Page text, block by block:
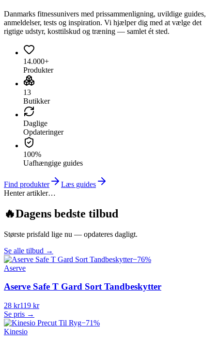
Danmarks fitnessunivers med prissammenligning, uvildige guides,
anmeldelser, tests og inspiration. Vi hjælper dig med at vælge det
rigtige udstyr, kosttilskud og træning — samlet ét sted.
14.000+
Produkter
13
Butikker
Daglige
Opdateringer
100%
Uafhængige guides
Find produkter
Læs guides
Henter artikler…
🔥Dagens bedste tilbud
Største prisfald lige nu — opdateres dagligt.
Se alle tilbud →
−76%
Aserve
Aserve Safe T Gard Sort Tandbeskytter
28 kr119 kr
Se pris →
−71%
Kinesio